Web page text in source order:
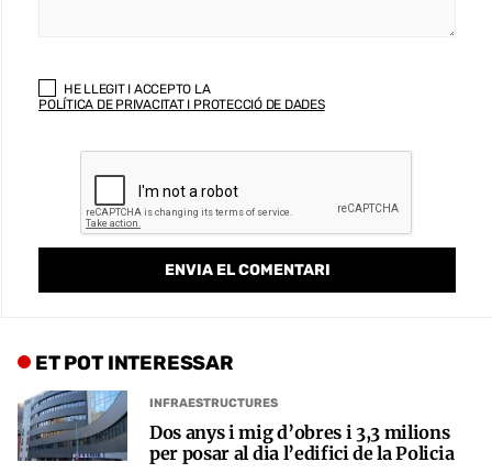
HE LLEGIT I ACCEPTO LA
POLÍTICA DE PRIVACITAT I PROTECCIÓ DE DADES
ET POT INTERESSAR
INFRAESTRUCTURES
Dos anys i mig d’obres i 3,3 milions
per posar al dia l’edifici de la Policia